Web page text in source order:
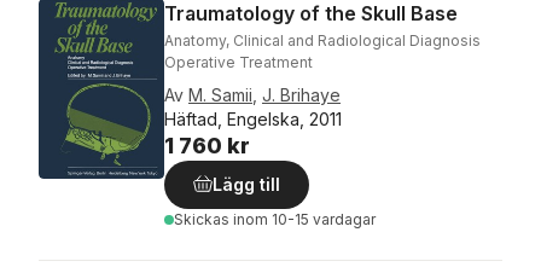
Traumatology of the Skull Base
Anatomy, Clinical and Radiological Diagnosis
Operative Treatment
Av M. Samii J. Brihaye
Häftad, Engelska, 2011
1 760 kr
Lägg till
Skickas inom 10-15 vardagar